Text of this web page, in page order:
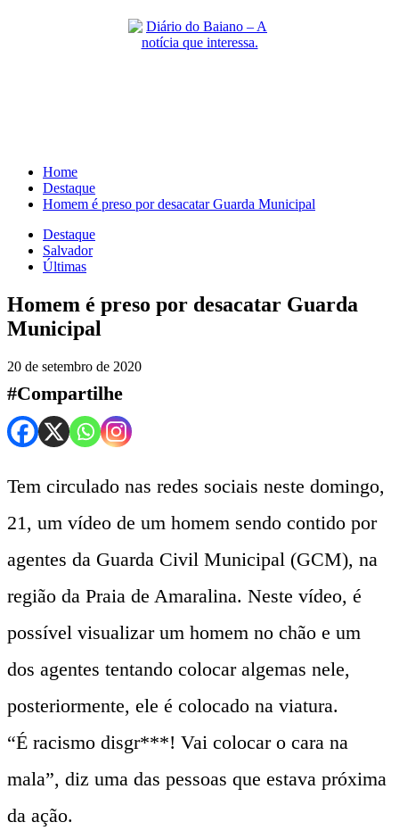
Home
Destaque
Homem é preso por desacatar Guarda Municipal
Destaque
Salvador
Últimas
Homem é preso por desacatar Guarda
Municipal
20 de setembro de 2020
#Compartilhe
Tem circulado nas redes sociais neste domingo,
21, um vídeo de um homem sendo contido por
agentes da Guarda Civil Municipal (GCM), na
região da Praia de Amaralina. Neste vídeo, é
possível visualizar um homem no chão e um
dos agentes tentando colocar algemas nele,
posteriormente, ele é colocado na viatura.
“É racismo disgr***! Vai colocar o cara na
mala”, diz uma das pessoas que estava próxima
da ação.